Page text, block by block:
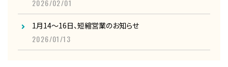
2026/02/01
1月14～16日、短縮営業のお知らせ
2026/01/13